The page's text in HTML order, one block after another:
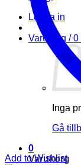
Logga in
Varukorg /0
Inga
Gå
0
Varukorg
Add to Wishlist